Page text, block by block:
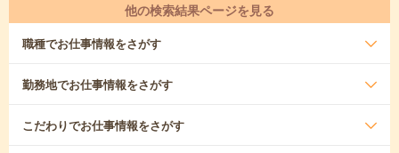
他の検索結果ページを見る
職種でお仕事情報をさがす
勤務地でお仕事情報をさがす
こだわりでお仕事情報をさがす